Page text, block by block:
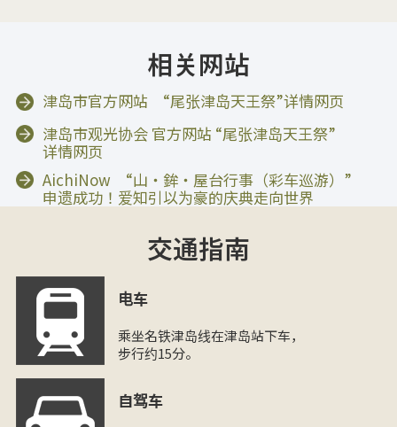
相关网站
津岛市官方网站 “尾张津岛天王祭”详情网页
津岛市观光协会 官方网站 “尾张津岛天王祭”
详情网页
AichiNow “山・鉾・屋台行事（彩车巡游）”
申遗成功！爱知引以为豪的庆典走向世界
交通指南
电车
乘坐名铁津岛线在津岛站下车，
步行约15分。
自驾车